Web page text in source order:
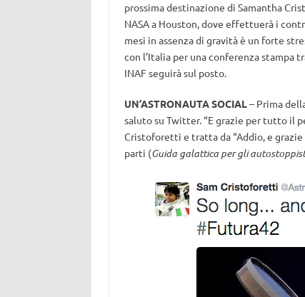
prossima destinazione di Samantha
NASA a Houston, dove effettuerà i
mesi in assenza di gravità è un forte
con l’Italia per una conferenza stampa
INAF seguirà sul posto.
UN’ASTRONAUTA SOCIAL– Prima
saluto su Twitter. “E grazie per tutto il
Cristoforetti e tratta da “Addio, e
parti (Guida galattica per gli